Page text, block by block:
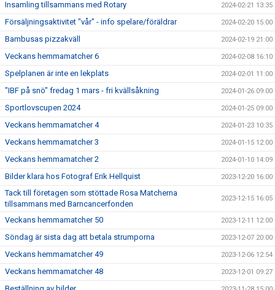
Insamling tillsammans med Rotary 2024-02-21 13:35
Försäljningsaktivitet "vår" - info spelare/föräldrar 2024-02-20 15:00
Bambusas pizzakväll 2024-02-19 21:00
Veckans hemmamatcher 6 2024-02-08 16:10
Spelplanen är inte en lekplats 2024-02-01 11:00
"IBF på snö" fredag 1 mars - fri kvällsåkning 2024-01-26 09:00
Sportlovscupen 2024 2024-01-25 09:00
Veckans hemmamatcher 4 2024-01-23 10:35
Veckans hemmamatcher 3 2024-01-15 12:00
Veckans hemmamatcher 2 2024-01-10 14:09
Bilder klara hos Fotograf Erik Hellquist 2023-12-20 16:00
Tack till företagen som stöttade Rosa Matcherna
tillsammans med Barncancerfonden
2023-12-15 16:05
Veckans hemmamatcher 50 2023-12-11 12:00
Söndag är sista dag att betala strumporna 2023-12-07 20:00
Veckans hemmamatcher 49 2023-12-06 12:54
Veckans hemmamatcher 48 2023-12-01 09:27